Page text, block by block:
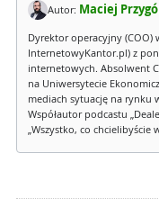
Autor: Maciej
Dyrektor operacyjny (COO)
InternetowyKantor.pl) z
internetowych. Absolwent
na Uniwersytecie
mediach sytuację na rynku
Współautor podcastu
„Wszystko, co chcielibyście